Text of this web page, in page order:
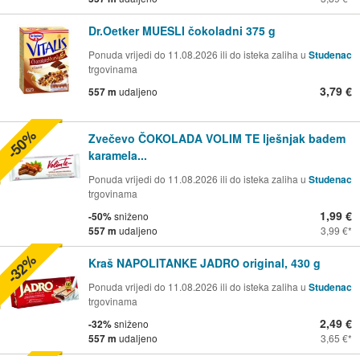
Dr.Oetker MUESLI čokoladni 375 g
Ponuda vrijedi do 11.08.2026 ili do isteka zaliha u Studenac
trgovinama
557 m udaljeno 3,79 €
Zvečevo ČOKOLADA VOLIM TE lješnjak badem
karamela...
Ponuda vrijedi do 11.08.2026 ili do isteka zaliha u Studenac
trgovinama
-50%sniženo
557 m udaljeno
1,99 €
3,99 €
-50%
Kraš NAPOLITANKE JADRO original, 430 g
Ponuda vrijedi do 11.08.2026 ili do isteka zaliha u Studenac
trgovinama
-32%sniženo
557 m udaljeno
2,49 €
3,65 €
-32%